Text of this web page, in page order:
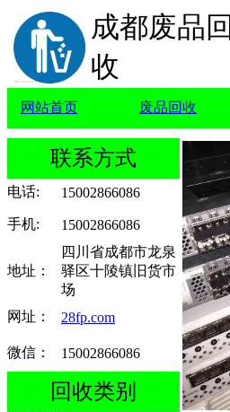
成都废品回
收
网站首页 废品回收
联系方式
电话: 15002866086
手机: 15002866086
地址：
四川省成都市龙泉
驿区十陵镇旧货市
场
网址：
28fp.com
微信： 15002866086
回收类别